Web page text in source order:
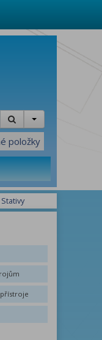
položky
Stativy